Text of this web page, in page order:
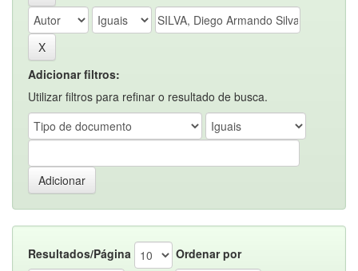
Adicionar filtros:
Utilizar filtros para refinar o resultado de busca.
Resultados/Página
Ordenar por